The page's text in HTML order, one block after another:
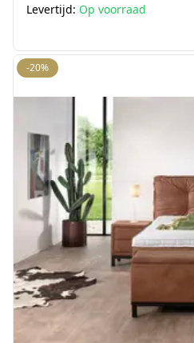
Levertijd: Op voorraad
-20%